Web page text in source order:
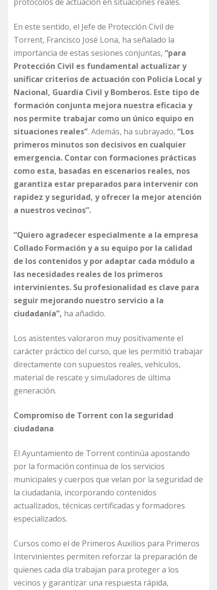
En este sentido, el Jefe de Protección Civil de
Torrent, Francisco José Lona, ha señalado la
importancia de estas sesiones conjuntas, “para
Protección Civil es fundamental actualizar y
unificar criterios de actuación con Policía Local y
Nacional, Guardia Civil y Bomberos. Este tipo de
formación conjunta mejora nuestra eficacia y
nos permite trabajar como un único equipo en
situaciones reales”. Además, ha subrayado, “Los
primeros minutos son decisivos en cualquier
emergencia. Contar con formaciones prácticas
como esta, basadas en escenarios reales, nos
garantiza estar preparados para intervenir con
rapidez y seguridad, y ofrecer la mejor atención
a nuestros vecinos”.
“Quiero agradecer especialmente a la empresa
Collado Formación y a su equipo por la calidad
de los contenidos y por adaptar cada módulo a
las necesidades reales de los primeros
intervinientes. Su profesionalidad es clave para
seguir mejorando nuestro servicio a la
ciudadanía”, ha añadido.
Los asistentes valoraron muy positivamente el
carácter práctico del curso, que les permitió trabajar
directamente con supuestos reales, vehículos,
material de rescate y simuladores de última
generación.
Compromiso de Torrent con la seguridad
ciudadana
El Ayuntamiento de Torrent continúa apostando
por la formación continua de los servicios
municipales y cuerpos que velan por la seguridad de
la ciudadanía, incorporando contenidos
actualizados, técnicas certificadas y formadores
especializados.
Cursos como el de Primeros Auxilios para Primeros
Intervinientes permiten reforzar la preparación de
quienes cada día trabajan para proteger a los
vecinos y garantizar una respuesta rápida,